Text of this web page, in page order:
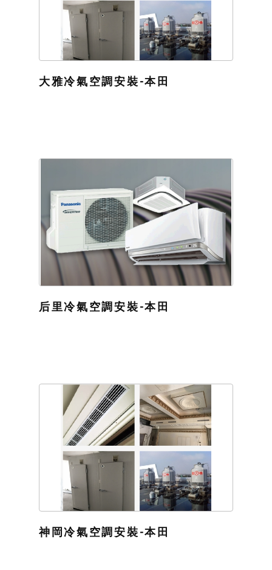
大雅冷氣空調安裝-本田
后里冷氣空調安裝-本田
神岡冷氣空調安裝-本田